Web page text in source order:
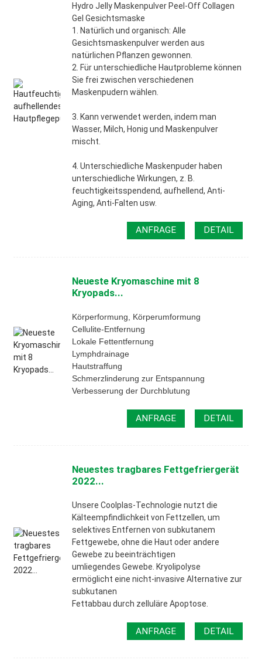
Hydro Jelly Maskenpulver Peel-Off Collagen
Gel Gesichtsmaske
1. Natürlich und organisch: Alle
Gesichtsmaskenpulver werden aus
natürlichen Pflanzen gewonnen.
2. Für unterschiedliche Hautprobleme können
Sie frei zwischen verschiedenen
Maskenpudern wählen.
3. Kann verwendet werden, indem man
Wasser, Milch, Honig und Maskenpulver
mischt.
4. Unterschiedliche Maskenpuder haben
unterschiedliche Wirkungen, z. B.
feuchtigkeitsspendend, aufhellend, Anti-
Aging, Anti-Falten usw.
ANFRAGE DETAIL
Neueste Kryomaschine mit 8
Kryopads...
Körperformung, Körperumformung
Cellulite-Entfernung
Lokale Fettentfernung
Lymphdrainage
Hautstraffung
Schmerzlinderung zur Entspannung
Verbesserung der Durchblutung
ANFRAGE DETAIL
Neuestes tragbares Fettgefriergerät
2022...
Unsere Coolplas-Technologie nutzt die
Kälteempfindlichkeit von Fettzellen, um
selektives Entfernen von subkutanem
Fettgewebe, ohne die Haut oder andere
Gewebe zu beeinträchtigen
umliegendes Gewebe. Kryolipolyse
ermöglicht eine nicht-invasive Alternative zur
subkutanen
Fettabbau durch zelluläre Apoptose.
ANFRAGE DETAIL